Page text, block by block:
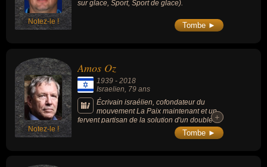
Notez-le !
sur glace, Sport, Sport de glace).
Tombe ►
Notez-le !
Amos Oz
1939 - 2018
Israelien, 79 ans
Écrivain israélien, cofondateur du
mouvement La Paix maintenant et un
fervent partisan de la solution d'un double
État au conflit israélo-palestinien (il militait
pour deux Etats palestinien et israélien). Il
+
+
Tombe ►